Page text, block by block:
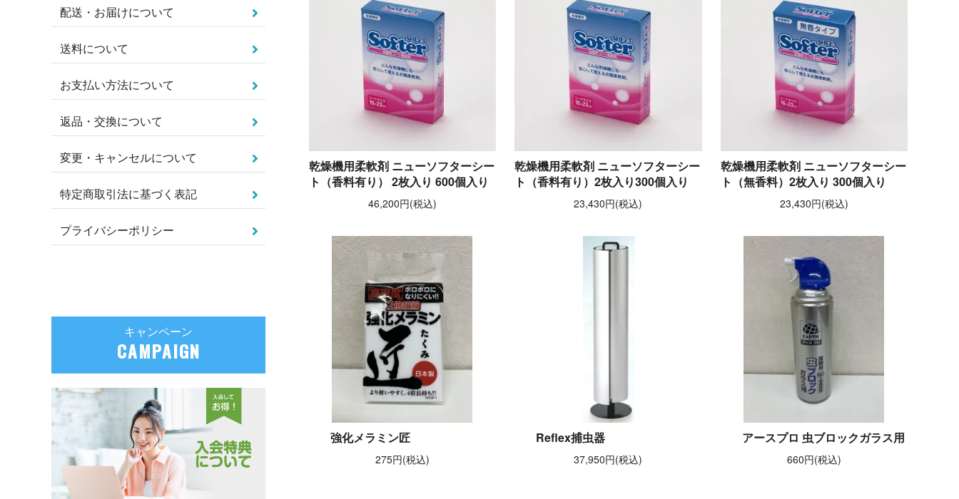
乾燥機用柔軟剤 ニューソフターシー
ト（香料有り） 2枚入り 600個入り
46,200円(税込)
乾燥機用柔軟剤 ニューソフターシー
ト（香料有り）2枚入り300個入り
23,430円(税込)
乾燥機用柔軟剤 ニューソフターシー
ト（無香料）2枚入り 300個入り
23,430円(税込)
強化メラミン匠
275円(税込)
Reflex捕虫器
37,950円(税込)
アースプロ 虫ブロックガラス用
660円(税込)
配送・お届けについて
送料について
お支払い方法について
返品・交換について
変更・キャンセルについて
特定商取引法に基づく表記
プライバシーポリシー
キャンペーン
CAMPAIGN